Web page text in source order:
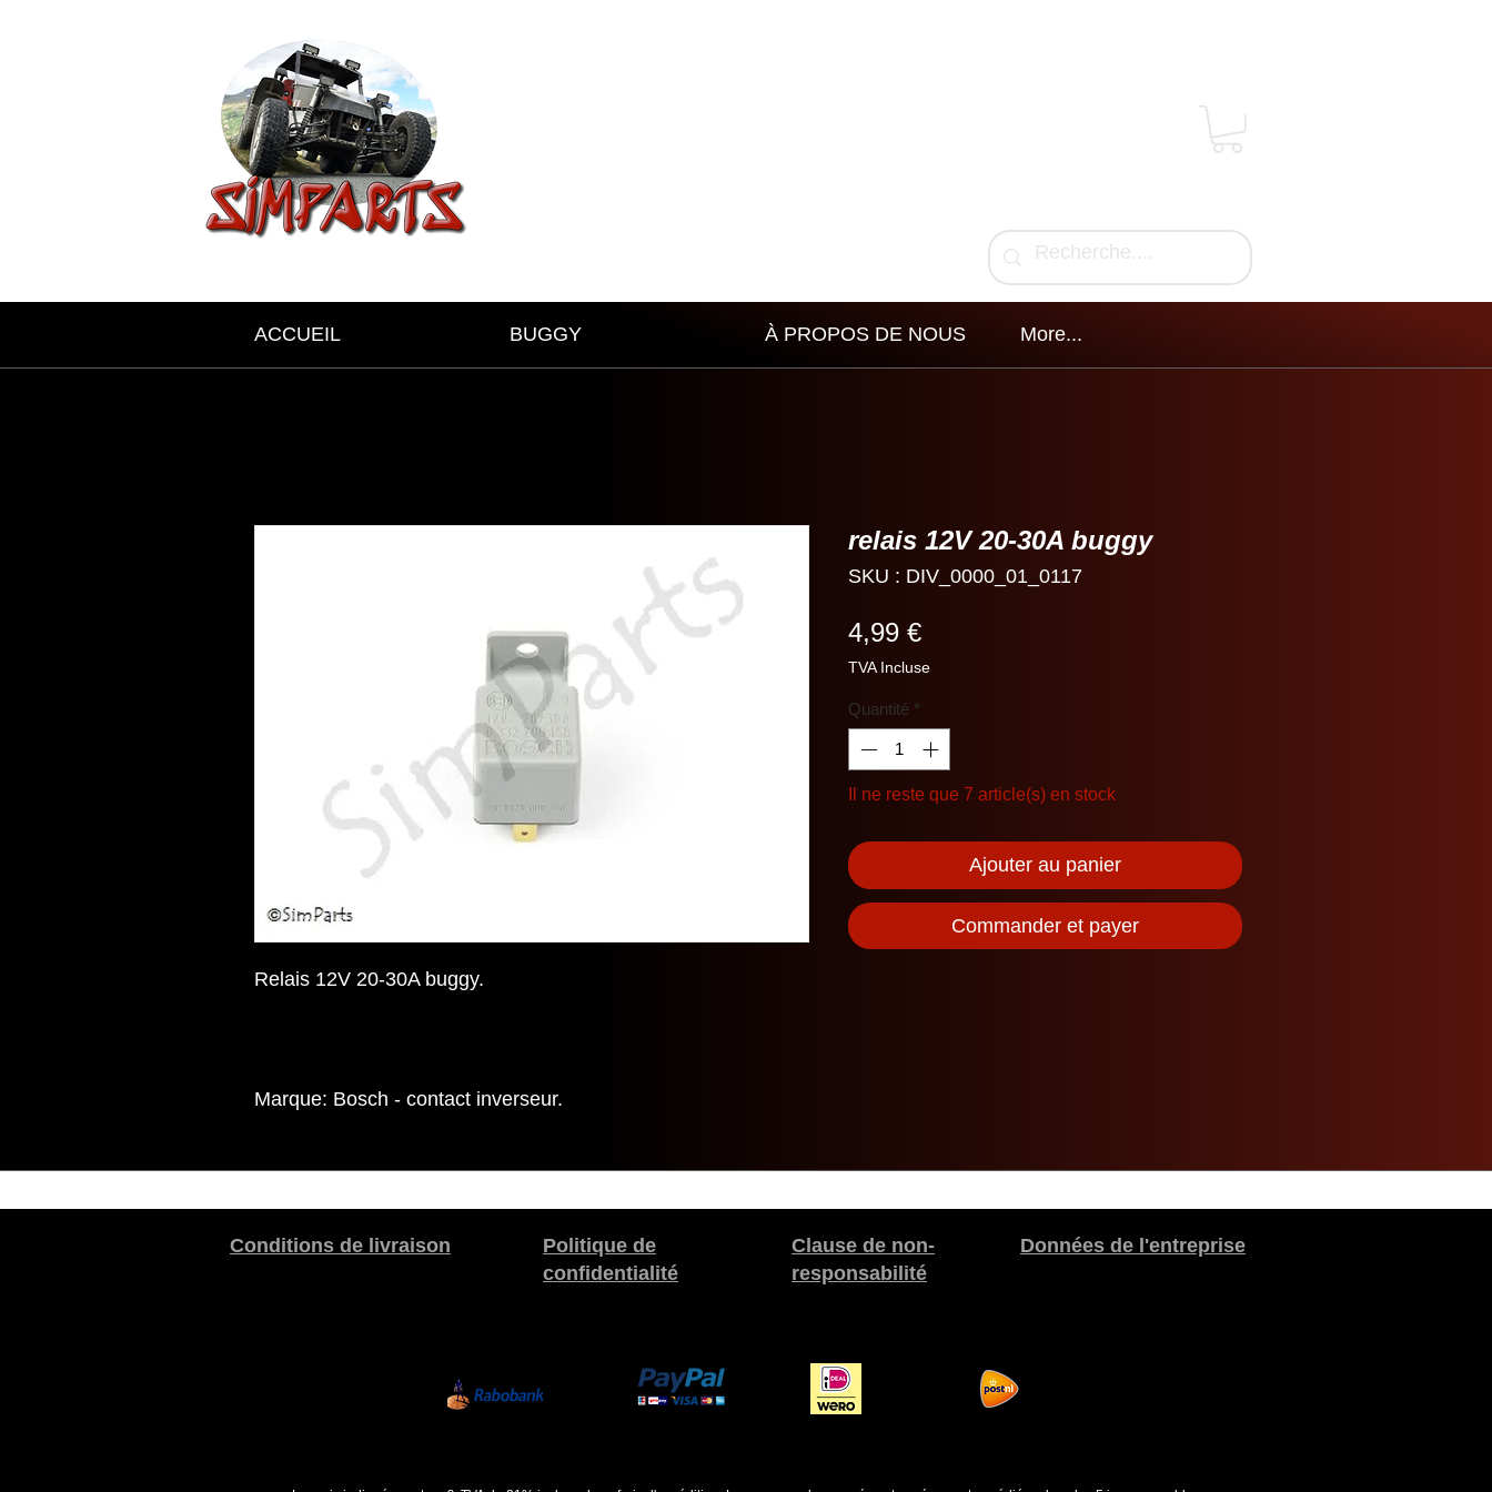
ACCUEIL BUGGY À PROPOS DE NOUS More...
Relais 12V 20-30A buggy.
Marque: Bosch - contact inverseur.
relais 12V 20-30A buggy
SKU : DIV_0000_01_0117
4,99 €Prix
TVA Incluse
Quantité *
Il ne reste que 7 article(s) en stock
Ajouter au panier
Commander et payer
Conditions de livraison
Politique de
confidentialité
Clause de non-
responsabilité
Données de l'entreprise